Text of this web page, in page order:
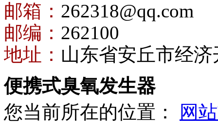
邮箱： 262318@qq.com
邮编： 262100
地址： 山东省安丘市经
便携式臭氧发生器
您当前所在的位置：
网